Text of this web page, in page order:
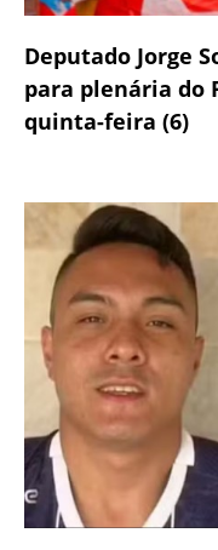
Deputado Jorge
para plenária do
quinta-feira (6)